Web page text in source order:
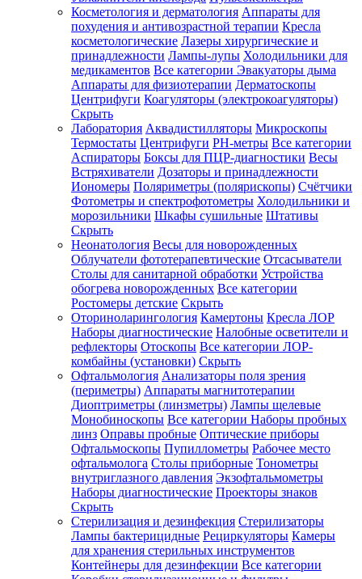
Косметология и дерматология Аппараты для
похудения и антивозрастной терапии Кресла
косметологические Лазеры хирургические и
принадлежности Лампы-лупы Холодильники для
медикаментов Все категории Эвакуаторы дыма
Аппараты для физиотерапии Дерматоскопы
Центрифуги Коагуляторы (электрокоагуляторы)
Скрыть
Лаборатория Аквадистилляторы Микроскопы
Термостаты Центрифуги PH-метры Все категории
Аспираторы Боксы для ПЦР-диагностики Весы
Встряхиватели Дозаторы и принадлежности
Иономеры Поляриметры (полярископы) Счётчики
Фотометры и спектрофотометры Холодильники и
морозильники Шкафы сушильные Штативы
Скрыть
Неонатология Весы для новорожденных
Облучатели фототерапевтические Отсасыватели
Столы для санитарной обработки Устройства
обогрева новорожденных Все категории
Ростомеры детские Скрыть
Оториноларингология Камертоны Кресла ЛОР
Наборы диагностические Налобные осветители и
рефлекторы Отоскопы Все категории ЛОР-
комбайны (установки) Скрыть
Офтальмология Анализаторы поля зрения
(периметры) Аппараты магнитотерапии
Диоптриметры (линзметры) Лампы щелевые
Монобиноскопы Все категории Наборы пробных
линз Оправы пробные Оптические приборы
Офтальмоскопы Пупиллометры Рабочее место
офтальмолога Столы приборные Тонометры
внутриглазного давления Экзофтальмометры
Наборы диагностические Проекторы знаков
Скрыть
Стерилизация и дезинфекция Стерилизаторы
Лампы бактерицидные Рециркуляторы Камеры
для хранения стерильных инструментов
Контейнеры для дезинфекции Все категории